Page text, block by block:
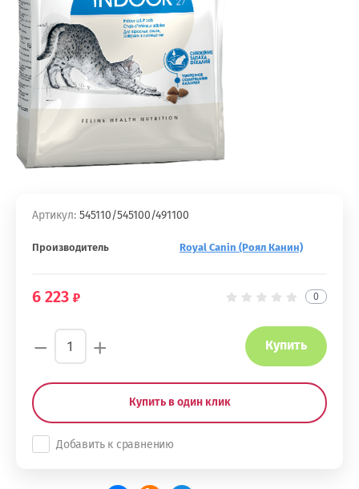
Артикул: 545110/545100/491100
Производитель Royal Canin (Роял Канин)
6 223 0
− + Купить
Купить в один клик
Добавить к сравнению